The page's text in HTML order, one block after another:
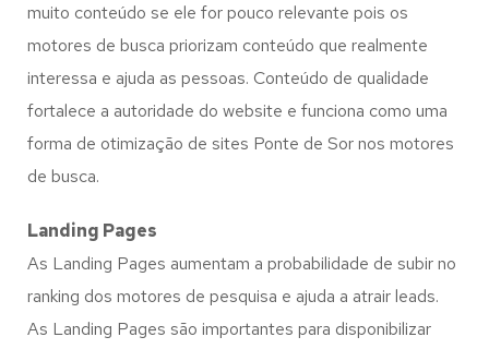
muito conteúdo se ele for pouco relevante pois os
motores de busca priorizam conteúdo que realmente
interessa e ajuda as pessoas. Conteúdo de qualidade
fortalece a autoridade do website e funciona como uma
forma de otimização de sites Ponte de Sor nos motores
de busca.
Landing Pages
As Landing Pages aumentam a probabilidade de subir no
ranking dos motores de pesquisa e ajuda a atrair leads.
As Landing Pages são importantes para disponibilizar